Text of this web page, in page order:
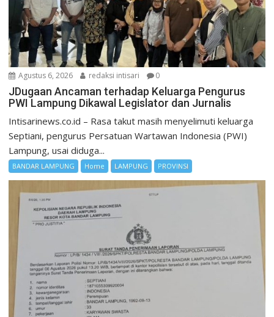
Agustus 6, 2026 redaksi intisari 0
JDugaan Ancaman terhadap Keluarga Pengurus
PWI Lampung Dikawal Legislator dan Jurnalis
Intisarinews.co.id – Rasa takut masih menyelimuti keluarga
Septiani, pengurus Persatuan Wartawan Indonesia (PWI)
Lampung, usai diduga...
BANDAR LAMPUNG Home LAMPUNG PROVINSI